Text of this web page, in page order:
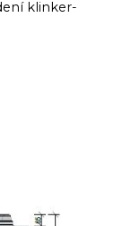
klinker-